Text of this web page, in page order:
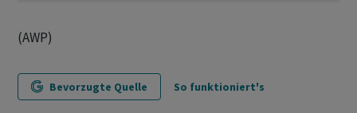
(AWP)
Bevorzugte Quelle So funktioniert's